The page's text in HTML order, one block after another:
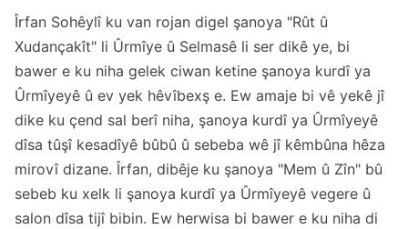
Îrfan Sohêylî ku van rojan digel şanoya "Rût û
Xudançakît" li Ûrmîye û Selmasê li ser dikê ye, bi
bawer e ku niha gelek ciwan ketine şanoya kurdî ya
Ûrmîyeyê û ev yek hêvîbexş e. Ew amaje bi vê yekê jî
dike ku çend sal berî niha, şanoya kurdî ya Ûrmîyeyê
dîsa tûşî kesadîyê bûbû û sebeba wê jî kêmbûna hêza
mirovî dizane. Îrfan, dibêje ku şanoya "Mem û Zîn" bû
sebeb ku xelk li şanoya kurdî ya Ûrmîyeyê vegere û
salon dîsa tijî bibin. Ew herwisa bi bawer e ku niha di